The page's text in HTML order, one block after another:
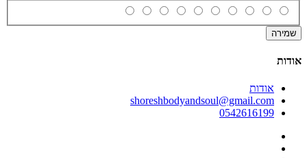
שמירה
אודות
אודות
shoreshbodyandsoul@gmail.com
0542616199